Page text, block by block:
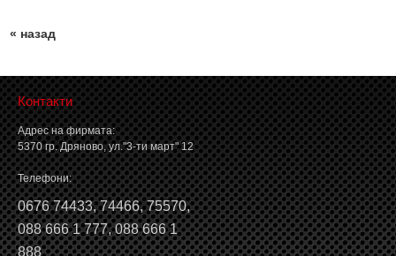
« назад
Контакти
Адрес на фирмата:
5370 гр. Дряново, ул."3-ти март" 12
Телефони:
0676 74433,74466,75570,
088 666 1 777,088 666 1
888